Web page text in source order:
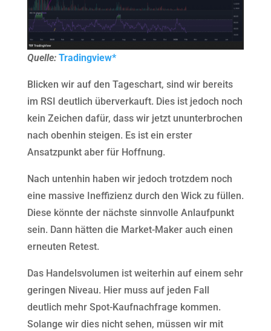
Quelle: Tradingview*
Blicken wir auf den Tageschart, sind wir bereits
im RSI deutlich überverkauft. Dies ist jedoch noch
kein Zeichen dafür, dass wir jetzt ununterbrochen
nach obenhin steigen. Es ist ein erster
Ansatzpunkt aber für Hoffnung.
Nach untenhin haben wir jedoch trotzdem noch
eine massive Ineffizienz durch den Wick zu füllen.
Diese könnte der nächste sinnvolle Anlaufpunkt
sein. Dann hätten die Market-Maker auch einen
erneuten Retest.
Das Handelsvolumen ist weiterhin auf einem sehr
geringen Niveau. Hier muss auf jeden Fall
deutlich mehr Spot-Kaufnachfrage kommen.
Solange wir dies nicht sehen, müssen wir mit